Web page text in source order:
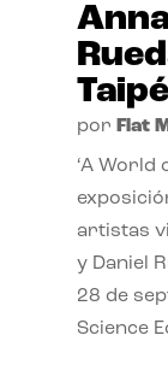
por Flat
‘A World
artistas
y Daniel
28 de
Science